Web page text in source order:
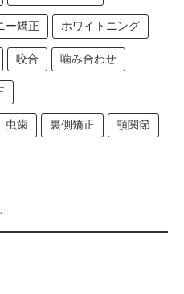
ー矯正 ホワイトニング
咬合 噛み合わせ
虫歯 裏側矯正 顎関節